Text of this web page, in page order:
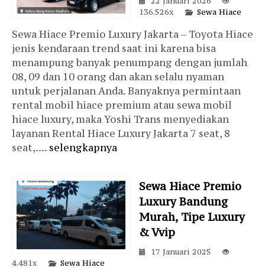
136.526x
Sewa Hiace
Sewa Hiace Premio Luxury Jakarta – Toyota Hiace
jenis kendaraan trend saat ini karena bisa
menampung banyak penumpang dengan jumlah
08, 09 dan 10 orang dan akan selalu nyaman
untuk perjalanan Anda. Banyaknya permintaan
rental mobil hiace premium atau sewa mobil
hiace luxury, maka Yoshi Trans menyediakan
layanan Rental Hiace Luxury Jakarta 7 seat, 8
seat,.... selengkapnya
Sewa Hiace Premio
Luxury Bandung
Murah, Tipe Luxury
& Vvip
17 Januari 2025
4.481x
Sewa Hiace